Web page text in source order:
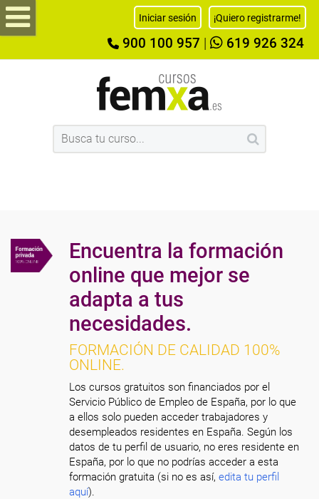
Iniciar sesión ¡Quiero registrarme!
900 100 957 619 926 324
Encuentra la formación
online que mejor se
adapta a tus
necesidades.
FORMACIÓN DE CALIDAD 100%
ONLINE.
Los cursos gratuitos son financiados por el
Servicio Público de Empleo de España, por lo que
a ellos solo pueden acceder trabajadores y
desempleados residentes en España. Según los
datos de tu perfil de usuario, no eres residente en
España, por lo que no podrías acceder a esta
formación gratuita (si no es así,edita tu perfil
aquí).